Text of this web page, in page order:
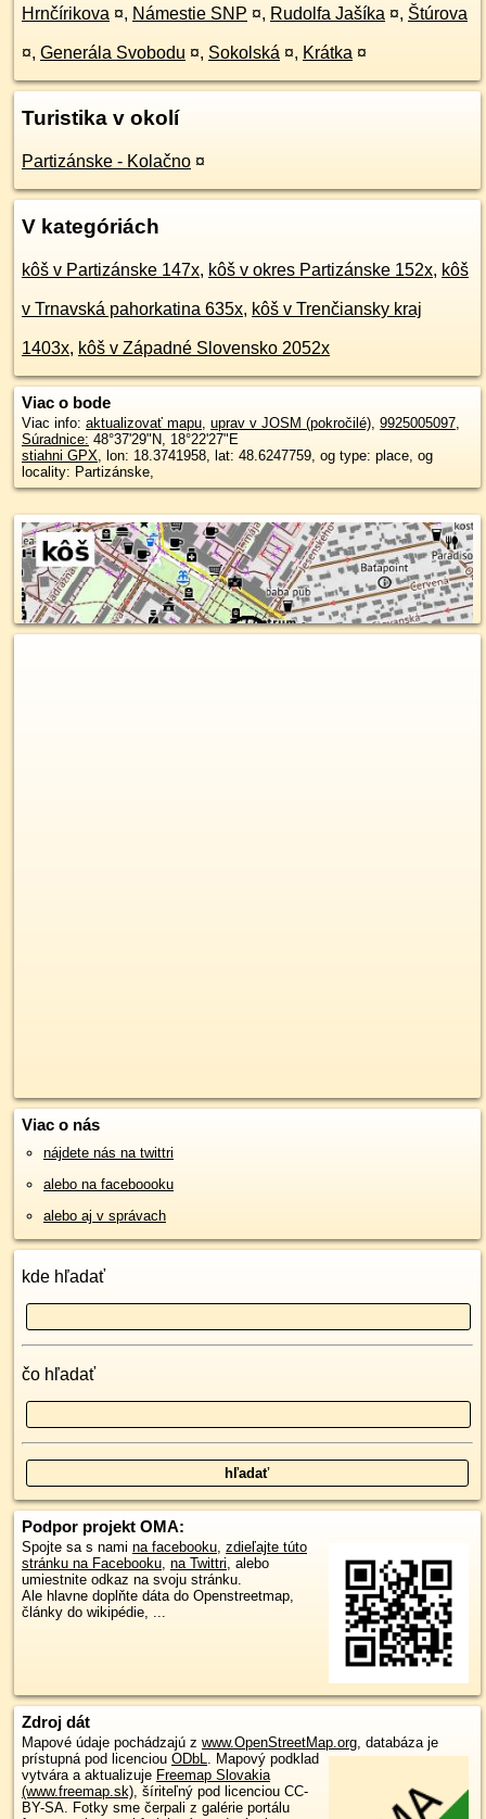
Hrnčírikova ¤, Námestie SNP ¤, Rudolfa Jašíka ¤, Štúrova
¤, Generála Svobodu ¤, Sokolská ¤, Krátka ¤
Turistika v okolí
Partizánske - Kolačno ¤
V kategóriách
kôš v Partizánske 147x, kôš v okres Partizánske 152x, kôš
v Trnavská pahorkatina 635x, kôš v Trenčiansky kraj
1403x, kôš v Západné Slovensko 2052x
Viac o bode
Viac info: aktualizovať mapu, uprav v JOSM (pokročilé), 9925005097,
Súradnice: 48°37'29"N, 18°22'27"E
stiahni GPX, lon: 18.3741958, lat: 48.6247759, og type: place, og
locality: Partizánske,
Viac o nás
nájdete nás na twittri
alebo na faceboooku
alebo aj v správach
kde hľadať
čo hľadať
Podpor projekt OMA:
Spojte sa s nami na facebooku, zdieľajte túto
stránku na Facebooku, na Twittri, alebo
umiestnite odkaz na svoju stránku.
Ale hlavne doplňte dáta do Openstreetmap,
články do wikipédie, ...
Zdroj dát
Mapové údaje pochádzajú z www.OpenStreetMap.org, databáza je
prístupná pod licenciou ODbL. Mapový podklad
vytvára a aktualizuje Freemap Slovakia
(www.freemap.sk), šíriteľný pod licenciou CC-
BY-SA. Fotky sme čerpali z galérie portálu